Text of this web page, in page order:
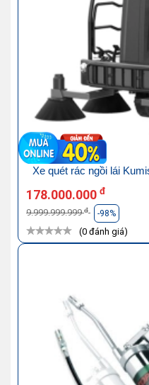
Xe quét rác ngồi lái
178.000.000 đ
9.999.999.999đ -98%
(0 đánh giá)